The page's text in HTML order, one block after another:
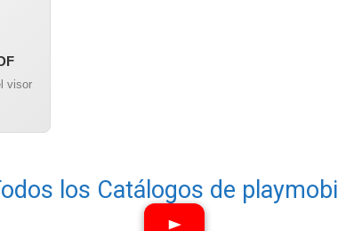
visor
los Catálogos de playmobil